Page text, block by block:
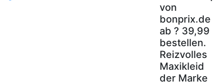
von
bonprix.de
ab ? 39,99
bestellen.
Reizvolles
Maxikleid
der Marke